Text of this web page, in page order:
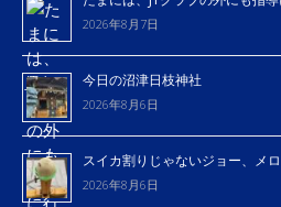
2026年8月7日
今日の沼津日枝神社
2026年8月6日
スイカ割りじゃないジョー、メ
2026年8月6日